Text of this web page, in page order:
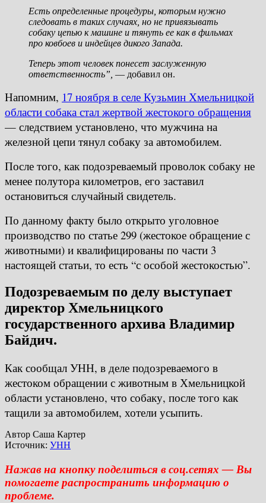
Есть определенные процедуры, которым нужно
следовать в таких случаях, но не привязывать
собаку цепью к машине и тянуть ее как в фильмах
про ковбоев и индейцев дикого Запада.
Теперь этот человек понесет заслуженную
ответственность”, — добавил он.
Напомним, 17 ноября в селе Кузьмин Хмельницкой
области собака стал жертвой жестокого обращения
— следствием установлено, что мужчина на
железной цепи тянул собаку за автомобилем.
После того, как подозреваемый проволок собаку не
менее полутора километров, его заставил
остановиться случайный свидетель.
По данному факту было открыто уголовное
производство по статье 299 (жестокое обращение с
животными) и квалифицированы по части 3
настоящей статьи, то есть “с особой жестокостью”.
Подозреваемым по делу выступает
директор Хмельницкого
государственного архива Владимир
Байдич.
Как сообщал УНН, в деле подозреваемого в
жестоком обращении с животным в Хмельницкой
области установлено, что собаку, после того как
тащили за автомобилем, хотели усыпить.
Автор Саша Картер
Источник: УНН
Нажав на кнопку поделиться в соц.сетях — Вы
помогаете распространить информацию о
проблеме.